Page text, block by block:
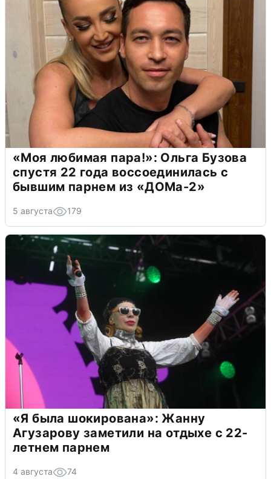
«Моя любимая пара!»: Ольга Бузова
спустя 22 года воссоединилась с
бывшим парнем из «ДОМа-2»
5 августа 179
«Я была шокирована»: Жанну
Агузарову заметили на отдыхе с 22-
летнем парнем
4 августа 74